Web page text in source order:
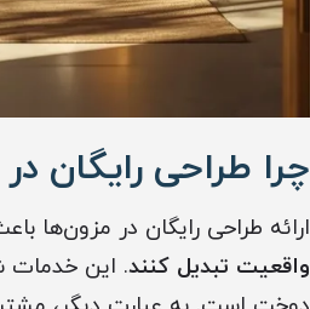
چرا طراحی رایگان
ارائه طراحی رایگان در مزون‌ها
واقعیت تبدیل کنند. این خدمات